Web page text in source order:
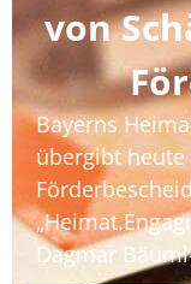
von
Bayerns
übergibt
Dagmar